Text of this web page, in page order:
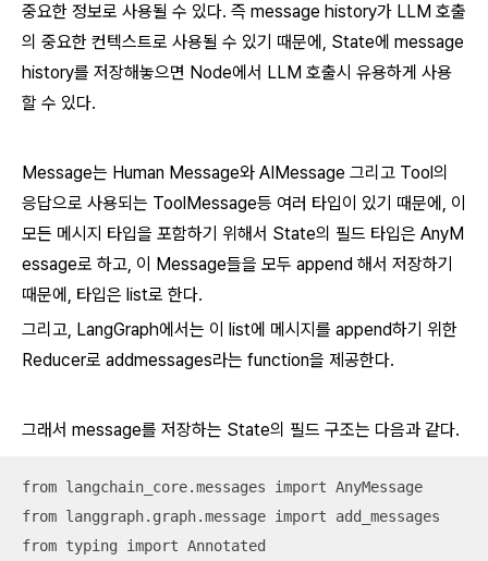
중요한 정보로 사용될 수 있다. 즉 message history가 LLM 호출
의 중요한 컨텍스트로 사용될 수 있기 때문에, State에 message
history를 저장해놓으면 Node에서 LLM 호출시 유용하게 사용
할 수 있다.
Message는 Human Message와 AIMessage 그리고 Tool의
응답으로 사용되는 ToolMessage등 여러 타입이 있기 때문에, 이
모든 메시지 타입을 포함하기 위해서 State의 필드 타입은 AnyM
essage로 하고, 이 Message들을 모두 append 해서 저장하기
때문에, 타입은 list로 한다.
그리고, LangGraph에서는 이 list에 메시지를 append하기 위한
Reducer로 addmessages라는 function을 제공한다.
그래서 message를 저장하는 State의 필드 구조는 다음과 같다.
from langchain_core.messages import AnyMessage
from langgraph.graph.message import add_messages
from typing import Annotated